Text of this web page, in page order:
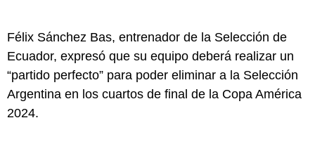
Félix Sánchez Bas, entrenador de la Selección de
Ecuador, expresó que su equipo deberá realizar un
“partido perfecto” para poder eliminar a la Selección
Argentina en los cuartos de final de la Copa América
2024.